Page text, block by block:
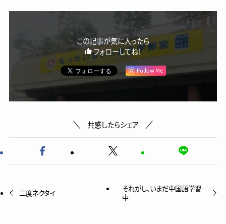
この記事が気に入ったら
フォローしてね！
Follow Me
共感したらシェア
二度ネクタイ
それがし、いまだ中国語学習
中